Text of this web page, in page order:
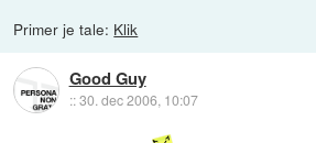
Primer je tale: Klik
Good Guy
::30. dec 2006, 10:07